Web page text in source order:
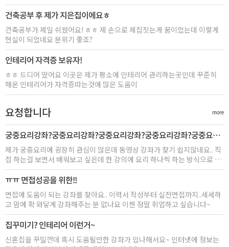
건축공부 후 제가 지은집이에요ㅎ
건축공부가 제일 쉬웠어요! ㅎㅎ 제 손으로 제집짓는게 꿈이었는데 이렇게
현실이 되었네요 분위기 좋죠?
인테리어 자격증 보유자!
ㅎㅎ 드디어 땄어요 이곳은 제가 평소에 인테리어 관리하는곳인데 꾸준히
해온 인테리어가 자격증따는것에 많은 도움이
요청합니다 more
궁중요리강좌?궁중요리강좌?궁중요리강좌?궁중요리강좌?궁중요리
강좌?궁중요리강좌?궁중요리강좌?
제가 궁중요리에 굉장히 관심이 많은데 동영상 강좌가 찾기 쉽지않네요.. 직
접 하는걸 보면서 배워보고 싶은데 한 강의에 요리 하나씩 하는 방식으로 진
행되는 강좌 있나요? 꼭 좀 요청합니다 ㅠㅠ
ㅠㅠ 면접성공을 위한!!
면접에 도움이 되는 강좌를 찾아요.. 이력서 작성부터 실전면접까지..세세하
고 맘에 확 와닿게 강좌해주는 분 없나요 이젠 정말 취업하고 싶습니다~
집꾸미기? 인테리어 이런거~
신혼집을 꾸밀껀데 혹시 도움될만한 강좌가 있나해서요~ 인터넷에 정보는